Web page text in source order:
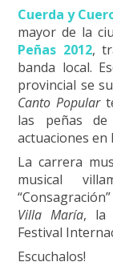
Cuerda y
mayor de la
Peñas 2012,
banda local.
provincial se
Canto Popular
las peñas
actuaciones en
La carrera
musical
Villa María, la
Festival
​Escuchalos!